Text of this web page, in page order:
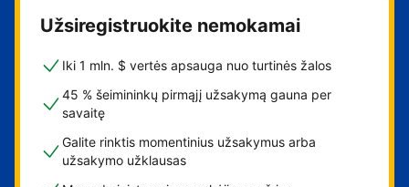
Užsiregistruokite nemokamai
Iki 1 mln. $ vertės apsauga nuo turtinės žalos
45 % šeimininkų pirmąjį užsakymą gauna per
savaitę
Galite rinktis momentinius užsakymus arba
užsakymo užklausas